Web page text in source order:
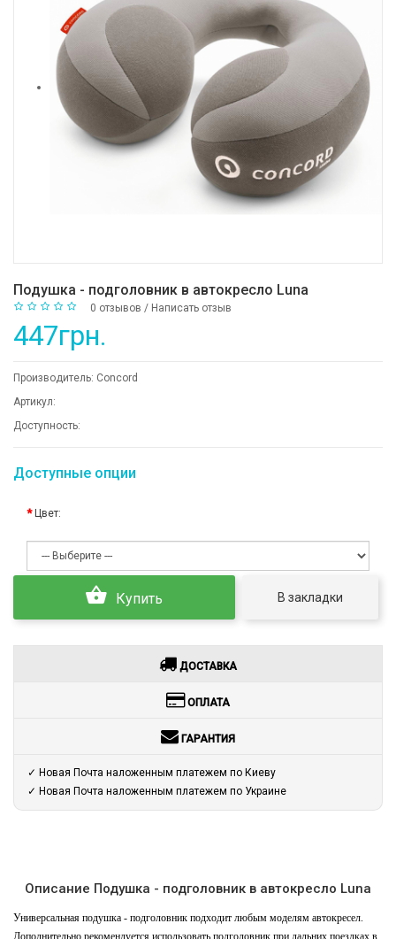
Подушка - подголовник в автокресло Luna
0 отзывов / Написать отзыв
447грн.
Производитель: Concord
Артикул:
Доступность:
Доступные опции
Цвет:
Купить В закладки
ДОСТАВКА
ОПЛАТА
ГАРАНТИЯ
✓ Новая Почта наложенным платежем по Киеву
✓ Новая Почта наложенным платежем по Украине
Описание Подушка - подголовник в автокресло Luna
Универсальная подушка - подголовник подходит любым моделям автокресел.
Дополнительно рекомендуется использовать подголовник при дальних поездках в